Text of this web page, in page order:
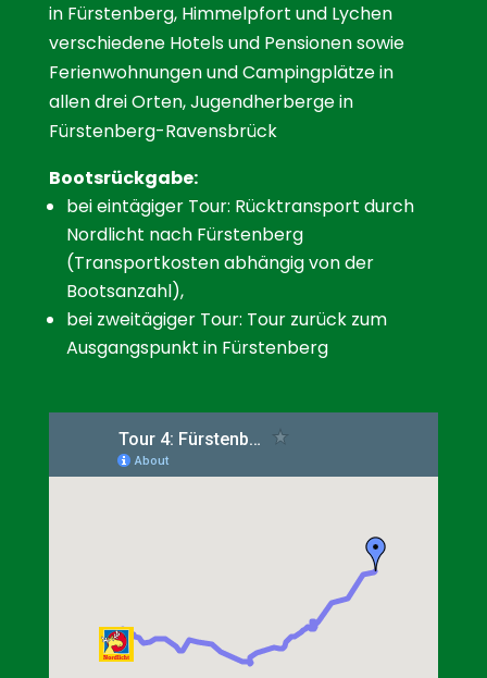
in Fürstenberg, Himmelpfort und Lychen
verschiedene Hotels und Pensionen sowie
Ferienwohnungen und Campingplätze in
allen drei Orten, Jugendherberge in
Fürstenberg-Ravensbrück
Bootsrückgabe:
bei eintägiger Tour: Rücktransport durch
Nordlicht nach Fürstenberg
(Transportkosten abhängig von der
Bootsanzahl),
bei zweitägiger Tour: Tour zurück zum
Ausgangspunkt in Fürstenberg